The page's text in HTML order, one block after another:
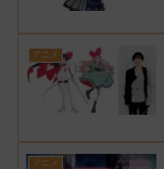
アニメ
アニメ